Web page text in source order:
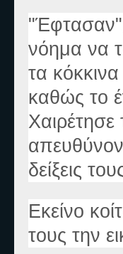
νόημα να
τα
καθώς το
δείξεις
Εκείνο
τους την